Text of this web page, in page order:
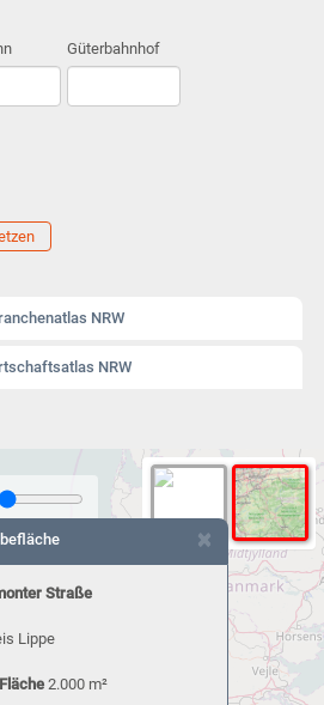
Güterbahnhof
NRW
NRW
×
Straße
Lippe
2.000 m²